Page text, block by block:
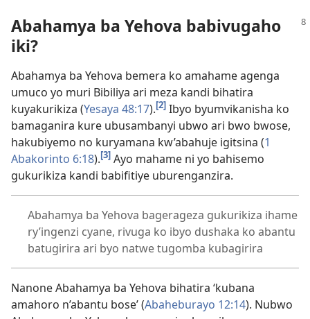
Abahamya ba Yehova babivugaho
iki?
Abahamya ba Yehova bemera ko amahame agenga
umuco yo muri Bibiliya ari meza kandi bihatira
kuyakurikiza (Yesaya 48:17).[2] Ibyo byumvikanisha ko
bamaganira kure ubusambanyi ubwo ari bwo bwose,
hakubiyemo no kuryamana kw’abahuje igitsina (1
Abakorinto 6:18).[3] Ayo mahame ni yo bahisemo
gukurikiza kandi babifitiye uburenganzira.
Abahamya ba Yehova bagerageza gukurikiza ihame
ry’ingenzi cyane, rivuga ko ibyo dushaka ko abantu
batugirira ari byo natwe tugomba kubagirira
Nanone Abahamya ba Yehova bihatira ‘kubana
amahoro n’abantu bose’ (Abaheburayo 12:14). Nubwo